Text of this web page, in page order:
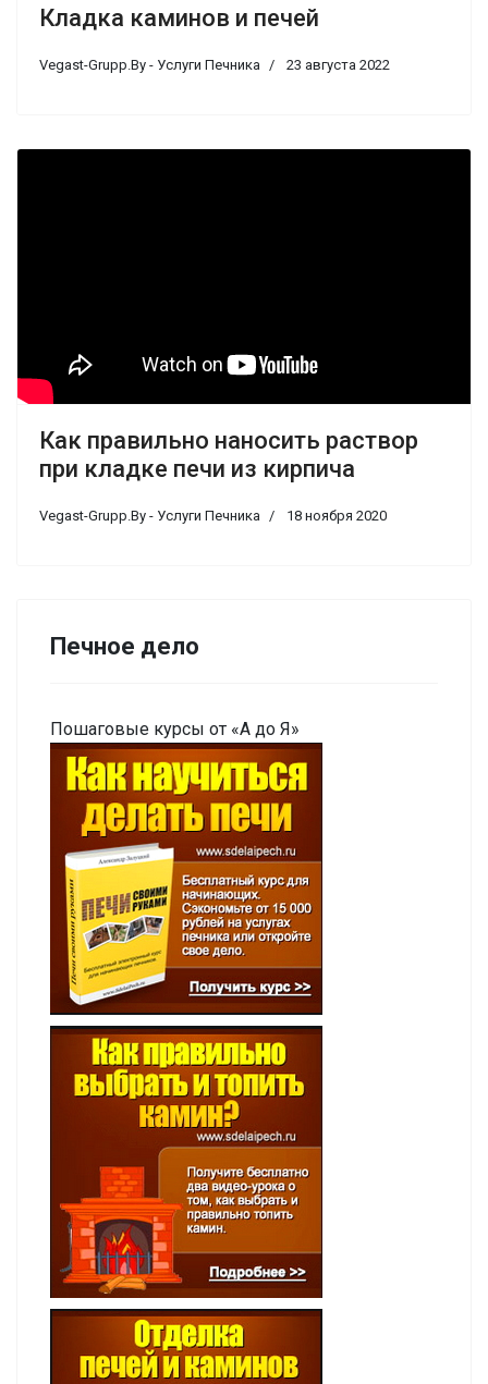
Кладка каминов и печей
Vegast-Grupp.By - Услуги Печника 23 августа 2022
Как правильно наносить раствор
при кладке печи из кирпича
Vegast-Grupp.By - Услуги Печника 18 ноября 2020
Печное дело
Пошаговые курсы от «А до Я»